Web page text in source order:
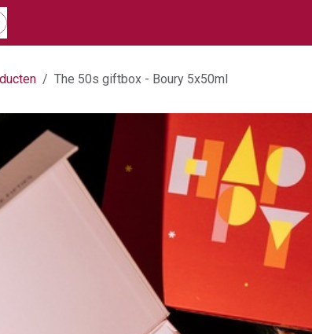
The 50s giftbox - Boury 5x50ml